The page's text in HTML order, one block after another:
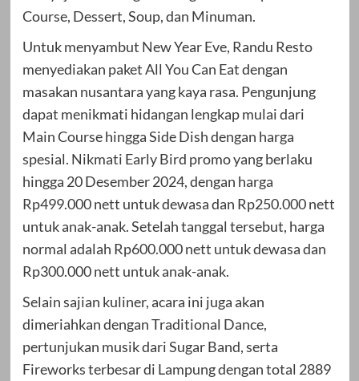
Course, Dessert, Soup, dan Minuman.
Untuk menyambut New Year Eve, Randu Resto
menyediakan paket All You Can Eat dengan
masakan nusantara yang kaya rasa. Pengunjung
dapat menikmati hidangan lengkap mulai dari
Main Course hingga Side Dish dengan harga
spesial. Nikmati Early Bird promo yang berlaku
hingga 20 Desember 2024, dengan harga
Rp499.000 nett untuk dewasa dan Rp250.000 nett
untuk anak-anak. Setelah tanggal tersebut, harga
normal adalah Rp600.000 nett untuk dewasa dan
Rp300.000 nett untuk anak-anak.
Selain sajian kuliner, acara ini juga akan
dimeriahkan dengan Traditional Dance,
pertunjukan musik dari Sugar Band, serta
Fireworks terbesar di Lampung dengan total 2889